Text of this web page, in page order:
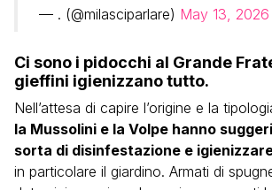
— . (@milasciparlare) May 13, 2026
Ci sono i pidocchi al Grande
gieffini igienizzano tutto.
Nell’attesa di capire l’origine e la
la Mussolini e la Volpe hanno
sorta di disinfestazione e
in particolare il giardino. Armati di